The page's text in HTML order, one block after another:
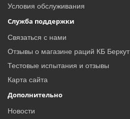
Условия обслуживания
Служба поддержки
Связаться с нами
Отзывы о магазине раций КБ Беркут
Тестовые испытания и отзывы
Карта сайта
Дополнительно
Новости